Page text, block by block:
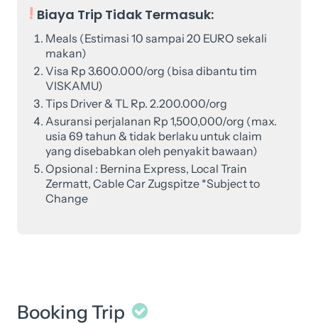
Biaya Trip Tidak Termasuk:
Meals (Estimasi 10 sampai 20 EURO sekali
makan)
Visa Rp 3.600.000/org (bisa dibantu tim
VISKAMU)
Tips Driver & TL Rp. 2.200.000/org
Asuransi perjalanan Rp 1,500,000/org (max.
usia 69 tahun & tidak berlaku untuk claim
yang disebabkan oleh penyakit bawaan)
Opsional : Bernina Express, Local Train
Zermatt, Cable Car Zugspitze *Subject to
Change
Booking Trip